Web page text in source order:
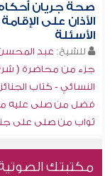
صحة جريان
الأذان على
الأسئلة
للشيخ: عبد المحسن
جزء من محاضرة (
النسائي - كتاب
فضل من صلى عليه
ثواب من صلى على
مكتبتك